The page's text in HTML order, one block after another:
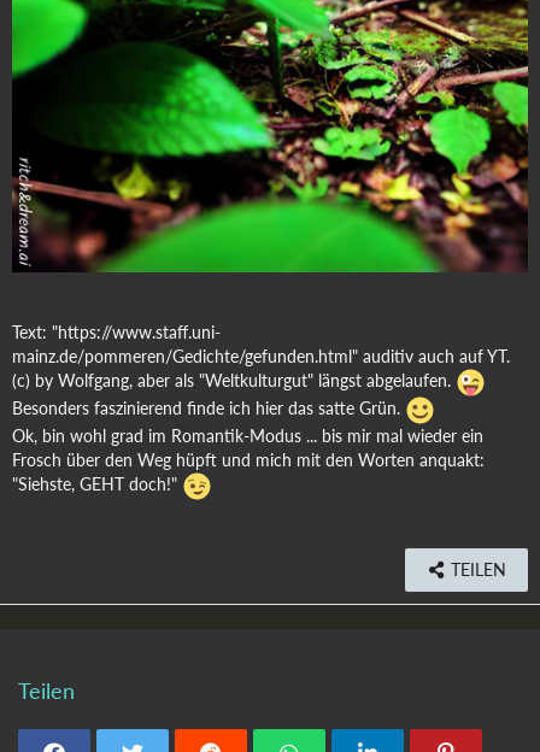
Text: "https://www.staff.uni-
mainz.de/pommeren/Gedichte/gefunden.html" auditiv auch auf YT.
(c) by Wolfgang, aber als "Weltkulturgut" längst abgelaufen.
Besonders faszinierend finde ich hier das satte Grün.
Ok, bin wohl grad im Romantik-Modus ... bis mir mal wieder ein
Frosch über den Weg hüpft und mich mit den Worten anquakt:
"Siehste, GEHT doch!"
TEILEN
Teilen